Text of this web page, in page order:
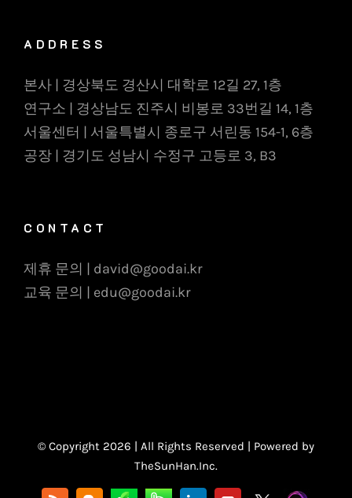
ADDRESS
본사 | 경상북도 경산시 대학로 12길 27, 1층
연구소 | 경상남도 진주시 비봉로 33번길 14, 1층
서울센터 | 서울특별시 종로구 서린동 154-1, 6층
공장 | 경기도 성남시 수정구 고등로 3, B3
CONTACT
제휴 문의 | david@goodai.kr
교육 문의 | edu@goodai.kr
© Copyright 2026 | All Rights Reserved | Powered by
TheSunHan.Inc.
카 밴 X Ghost